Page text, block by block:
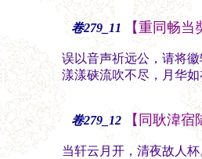
卷279_11 【重同畅
误以音声祈远公，请将
漾漾硖流吹不尽，月华
卷279_12 【同耿湋
当轩云月开，清夜故人